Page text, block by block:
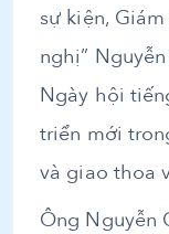
sự kiện,
nghị”
Ngày hội
triển mới
và giao thoa
Ông Nguyễn